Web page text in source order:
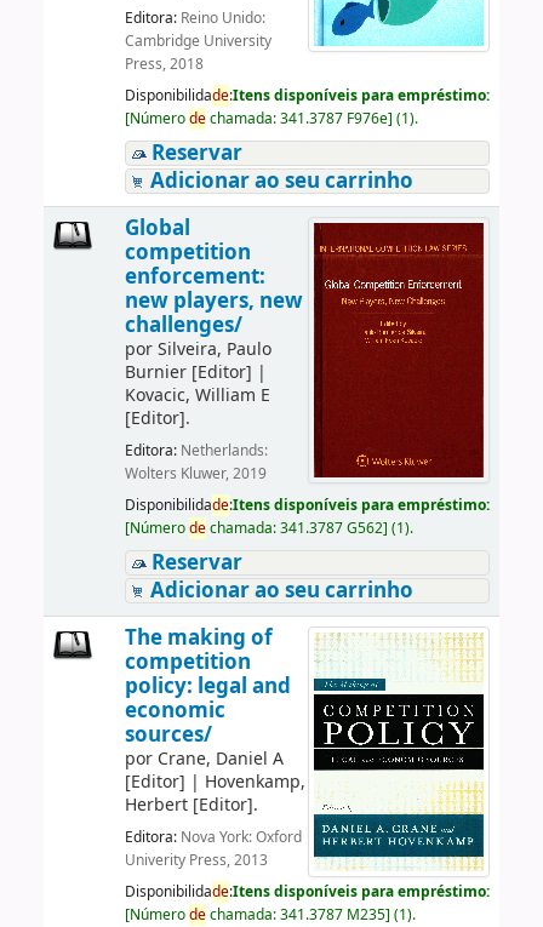
Editora: Reino Unido:
Cambridge University
Press, 2018
Disponibilidade:Itens disponíveis para empréstimo:
[Númerodechamada:341.3787 F976e] (1).
Reservar
Adicionar ao seu carrinho
Global
competition
enforcement:
new players, new
challenges/
porSilveira, Paulo
Burnier[Editor] |
Kovacic, William E
[Editor].
Editora: Netherlands:
Wolters Kluwer, 2019
Disponibilidade:Itens disponíveis para empréstimo:
[Númerodechamada:341.3787 G562] (1).
Reservar
Adicionar ao seu carrinho
The making of
competition
policy: legal and
economic
sources/
por Crane, Daniel A
[Editor] | Hovenkamp,
Herbert[Editor].
Editora: Nova York: Oxford
Univerity Press, 2013
Disponibilidade:Itens disponíveis para empréstimo:
[Númerodechamada:341.3787 M235] (1).